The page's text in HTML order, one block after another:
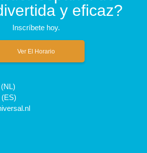
y eficaz?
Inscríbete hoy.
Ver El Horario
(ES)